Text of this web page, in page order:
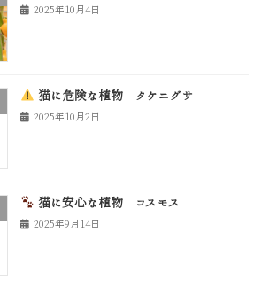
2025年10月4日
猫に危険な植物 タケニグサ
2025年10月2日
猫に安心な植物 コスモス
2025年9月14日